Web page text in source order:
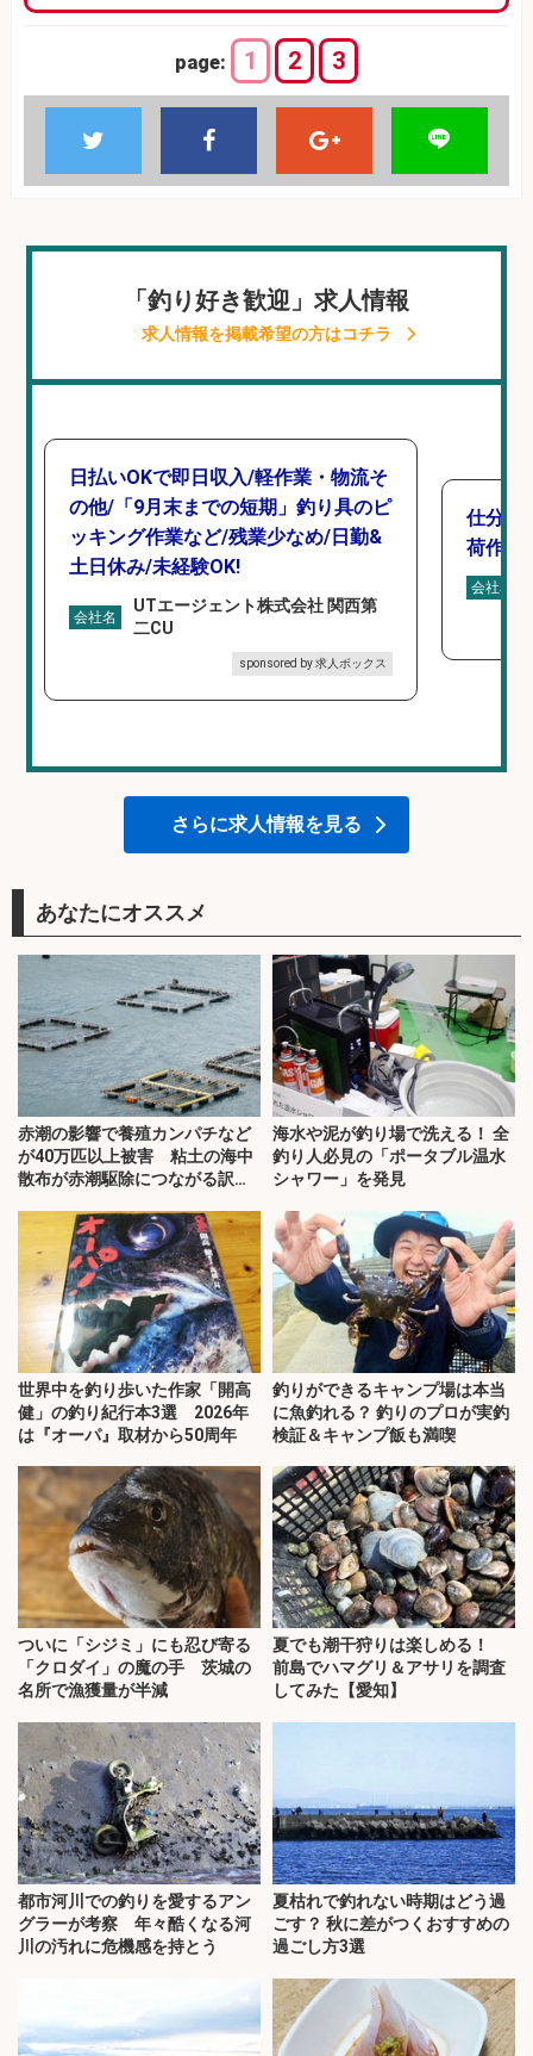
page: 1 2 3
「釣り好き歓迎」求人情報
求人情報を掲載希望の方はコチラ
日払いOKで即日収入/軽作業・物流そ
の他/「9月末までの短期」釣り具のピ
ッキング作業など/残業少なめ/日勤&
土日休み/未経験OK!
会社名
UTエージェント株式会社 関西第
二CU
sponsored by 求人ボックス
仕分け
荷作業
会社名
さらに求人情報を見る
あなたにオススメ
赤潮の影響で養殖カンパチなど
が40万匹以上被害 粘土の海中
散布が赤潮駆除につながる訳と
海水や泥が釣り場で洗える！ 全
釣り人必見の「ポータブル温水
シャワー」を発見
世界中を釣り歩いた作家「開高
健」の釣り紀行本3選 2026年
は『オーパ』取材から50周年
釣りができるキャンプ場は本当
に魚釣れる？ 釣りのプロが実釣
検証＆キャンプ飯も満喫
ついに「シジミ」にも忍び寄る
「クロダイ」の魔の手 茨城の
名所で漁獲量が半減
夏でも潮干狩りは楽しめる！
前島でハマグリ＆アサリを調査
してみた【愛知】
都市河川での釣りを愛するアン
グラーが考察 年々酷くなる河
川の汚れに危機感を持とう
夏枯れで釣れない時期はどう過
ごす？ 秋に差がつくおすすめの
過ごし方3選